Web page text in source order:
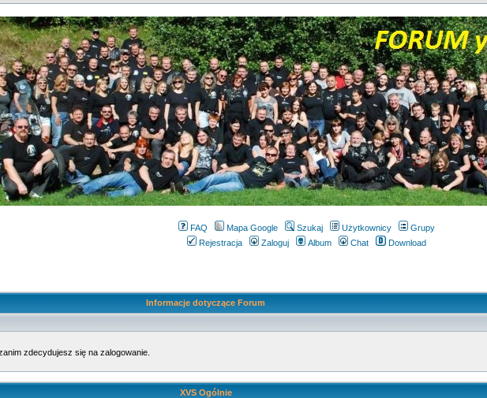
FAQ Mapa Google Szukaj Użytkownicy
Grupy
Rejestracja
Zaloguj Album Chat Download
Informacje dotyczące Forum
zdecydujesz się na zalogowanie.
XVS Ogólnie